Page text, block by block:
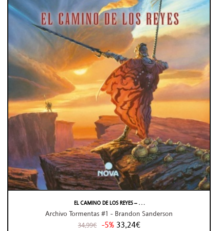
EL CAMINO DE LOS REYES – . . .
Archivo Tormentas #1 - Brandon Sanderson
34,99€ -5% 33,24€